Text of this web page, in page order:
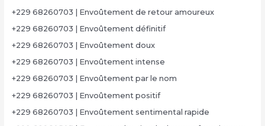
+229 68260703 | Envoûtement de retour amoureux
+229 68260703 | Envoûtement définitif
+229 68260703 | Envoûtement doux
+229 68260703 | Envoûtement intense
+229 68260703 | Envoûtement par le nom
+229 68260703 | Envoûtement positif
+229 68260703 | Envoûtement sentimental rapide